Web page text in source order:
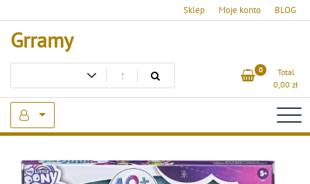
to
content
Sklep Moje konto BLOG
Grramy
0
Total
0,00 zł